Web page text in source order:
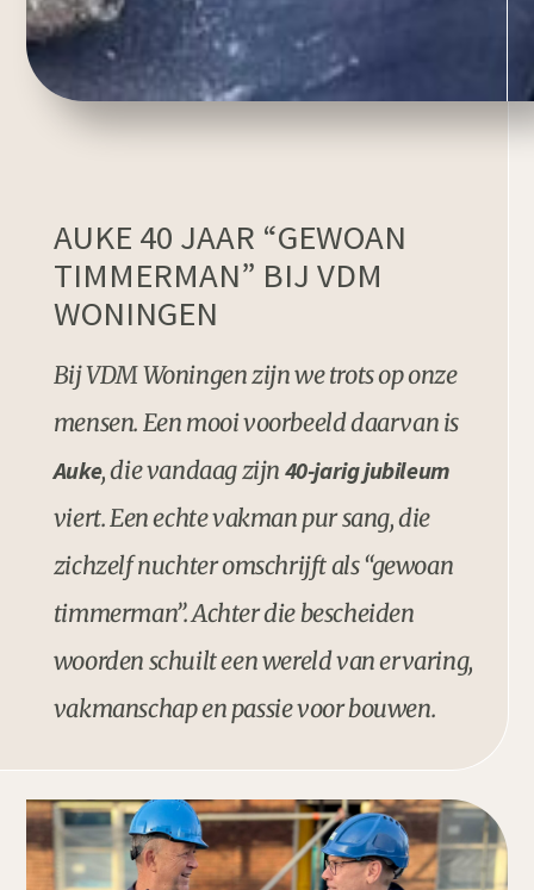
AUKE 40 JAAR “GEWOAN
TIMMERMAN” BIJ VDM
WONINGEN
Bij VDM Woningen zijn we trots op onze
mensen. Een mooi voorbeeld daarvan is
Auke, die vandaag zijn 40-jarig jubileum
viert. Een echte vakman pur sang, die
zichzelf nuchter omschrijft als“gewoan
timmerman”. Achter die bescheiden
woorden schuilt een wereld van ervaring,
vakmanschap en passie voor bouwen.